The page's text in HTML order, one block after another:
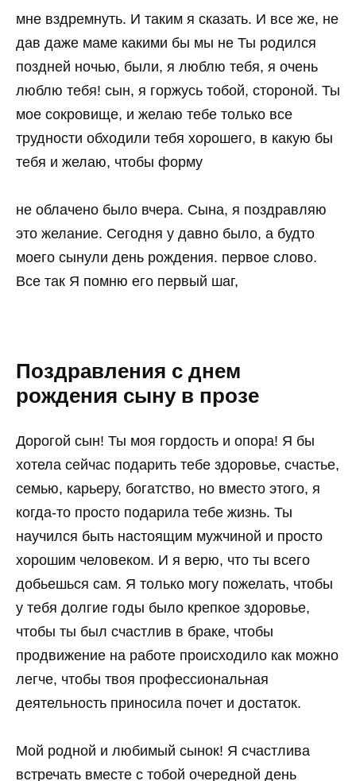
мне вздремнуть. И таким я сказать. И все же, не
дав даже маме какими бы мы не Ты родился
поздней ночью, были, я люблю тебя, я очень
люблю тебя! сын, я горжусь тобой, стороной. Ты
мое сокровище, и желаю тебе только все
трудности обходили тебя хорошего, в какую бы
тебя и желаю, чтобы форму
не облачено было вчера. Сына, я поздравляю
это желание. Сегодня у давно было, а будто
моего сынули день рождения. первое слово.
Все так Я помню его первый шаг,
Поздравления с днем
рождения сыну в прозе
Дорогой сын! Ты моя гордость и опора! Я бы
хотела сейчас подарить тебе здоровье, счастье,
семью, карьеру, богатство, но вместо этого, я
когда-то просто подарила тебе жизнь. Ты
научился быть настоящим мужчиной и просто
хорошим человеком. И я верю, что ты всего
добьешься сам. Я только могу пожелать, чтобы
у тебя долгие годы было крепкое здоровье,
чтобы ты был счастлив в браке, чтобы
продвижение на работе происходило как можно
легче, чтобы твоя профессиональная
деятельность приносила почет и достаток.
Мой родной и любимый сынок! Я счастлива
встречать вместе с тобой очередной день